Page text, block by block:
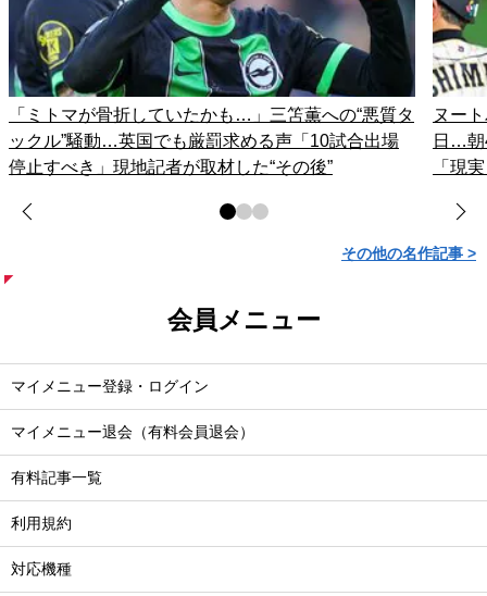
「ミトマが骨折していたかも…」三笘薫への“悪質タ
ックル”騒動…英国でも厳罰求める声「10試合出場
停止すべき」現地記者が取材した“その後”
ヌー
日…朝
「現
その他の名作記事 >
会員メニュー
マイメニュー登録・ログイン
マイメニュー退会（有料会員退会）
有料記事一覧
利用規約
対応機種